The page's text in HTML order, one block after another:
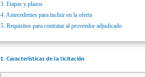
3. Etapas y plazos
4. Antecedentes para incluir en la oferta
5. Requisitos para contratar al proveedor adjudicado
1. Características de la licitación